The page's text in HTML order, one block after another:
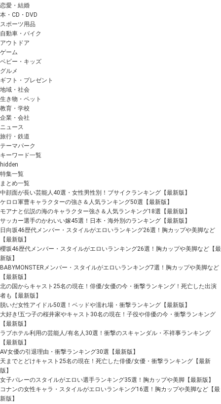
恋愛・結婚
本・CD・DVD
スポーツ用品
自動車・バイク
アウトドア
ゲーム
ベビー・キッズ
グルメ
ギフト・プレゼント
地域・社会
生き物・ペット
教育・学校
企業・会社
ニュース
旅行・鉄道
テーマパーク
キーワード一覧
hidden
特集一覧
まとめ一覧
中顔面が長い芸能人40選・女性男性別！ブサイクランキング【最新版】
ケロロ軍曹キャラクターの強さ＆人気ランキング50選【最新版】
モアナと伝説の海のキャラクター強さ＆人気ランキング18選【最新版】
サッカー選手のかわいい嫁45選！日本・海外別のランキング【最新版】
日向坂46歴代メンバー・スタイルがエロいランキング26選！胸カップや美脚など
【最新版】
櫻坂46歴代メンバー・スタイルがエロいランキング26選！胸カップや美脚など【最
新版】
BABYMONSTERメンバー・スタイルがエロいランキング7選！胸カップや美脚など
【最新版】
北の国からキャスト25名の現在！俳優/女優の今・衝撃ランキング！死亡した出演
者も【最新版】
脱いだ女性アイドル50選！ベッドや濡れ場・衝撃ランキング【最新版】
大好き!五つ子の桜井家やキャスト30名の現在！子役や俳優の今・衝撃ランキング
【最新版】
ラブホテル利用の芸能人/有名人30選！衝撃のスキャンダル・不祥事ランキング
【最新版】
AV女優の引退理由・衝撃ランキング30選【最新版】
天までとどけキャスト25名の現在！死亡した俳優/女優・衝撃ランキング【最新
版】
女子バレーのスタイルがエロい選手ランキング35選！胸カップや美脚【最新版】
コナンの女性キャラ・スタイルがエロいランキング16選！胸カップや美脚など【最
新版】